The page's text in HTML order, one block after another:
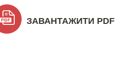
ЗАВАНТАЖИТИ PDF